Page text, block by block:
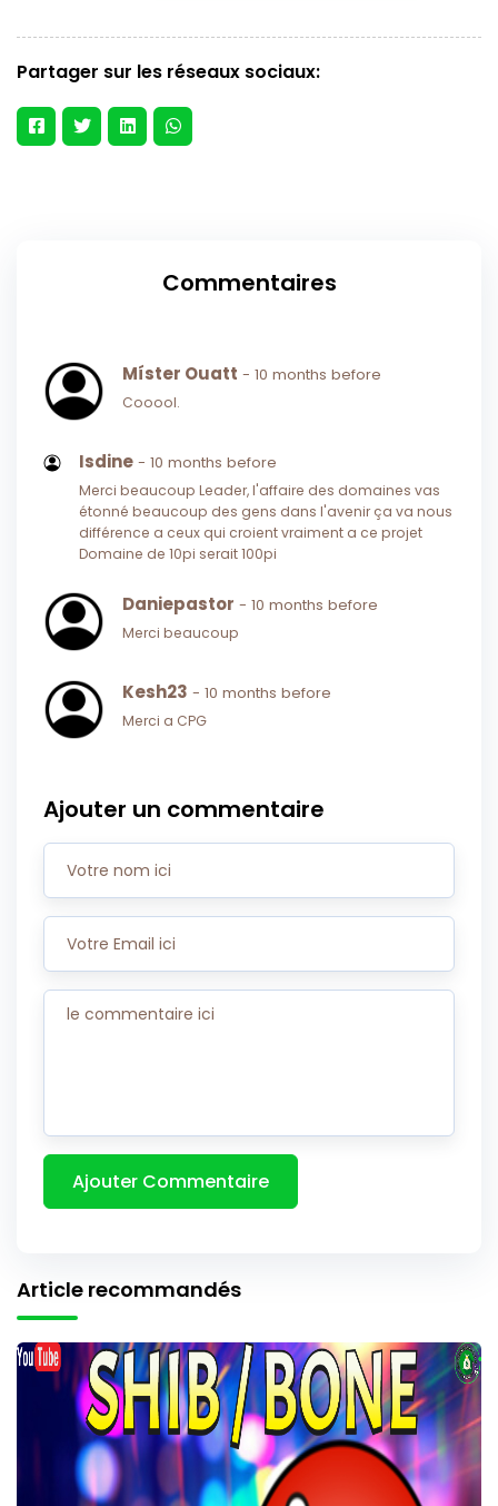
Partager sur les réseaux sociaux:
Commentaires
Míster Ouatt - 10 months before
Cooool.
Isdine - 10 months before
Merci beaucoup Leader, l'affaire des domaines vas
étonné beaucoup des gens dans l'avenir ça va nous
différence a ceux qui croient vraiment a ce projet
Domaine de 10pi serait 100pi
Daniepastor - 10 months before
Merci beaucoup
Kesh23 - 10 months before
Merci a CPG
Ajouter un commentaire
Article recommandés